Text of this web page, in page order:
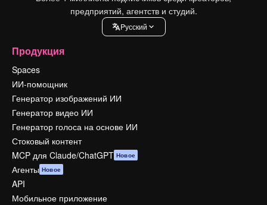
предприятий, агентств и студий.
Pусский
Продукция
Spaces
ИИ-помощник
Генератор изображений ИИ
Генератор видео ИИ
Генератор голоса на основе ИИ
Стоковый контент
MCP для Claude/ChatGPT Новое
Агенты Новое
API
Мобильное приложение